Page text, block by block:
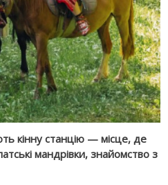
кінну станцію — місце, де
мандрівки, знайомство з